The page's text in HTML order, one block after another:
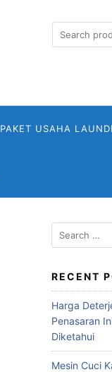
Search
for:
PAKET USAHA
Search
for:
RECENT
Harga
Penasaran
Diketahui
Mesin Cuci